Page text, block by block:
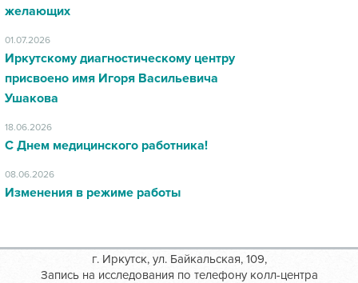
желающих
01.07.2026
Иркутскому диагностическому центру
присвоено имя Игоря Васильевича
Ушакова
18.06.2026
С Днем медицинского работника!
08.06.2026
Изменения в режиме работы
г. Иркутск, ул. Байкальская, 109,
Запись на исследования по телефону колл-центра